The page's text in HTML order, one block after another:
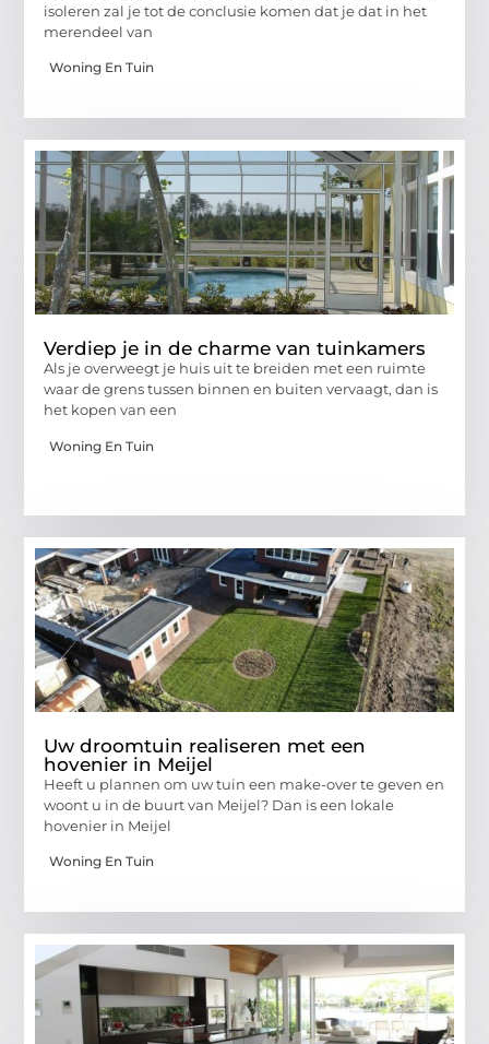
isoleren zal je tot de conclusie komen dat je dat in het
merendeel van
Woning En Tuin
Verdiep je in de charme van tuinkamers
Als je overweegt je huis uit te breiden met een ruimte
waar de grens tussen binnen en buiten vervaagt, dan is
het kopen van een
Woning En Tuin
Uw droomtuin realiseren met een
hovenier in Meijel
Heeft u plannen om uw tuin een make-over te geven en
woont u in de buurt van Meijel? Dan is een lokale
hovenier in Meijel
Woning En Tuin